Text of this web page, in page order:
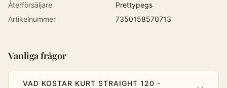
Återförsäljare
Prettypegs
Artikelnummer
7350158570713
Vanliga frågor
VAD KOSTAR KURT STRAIGHT 120 -